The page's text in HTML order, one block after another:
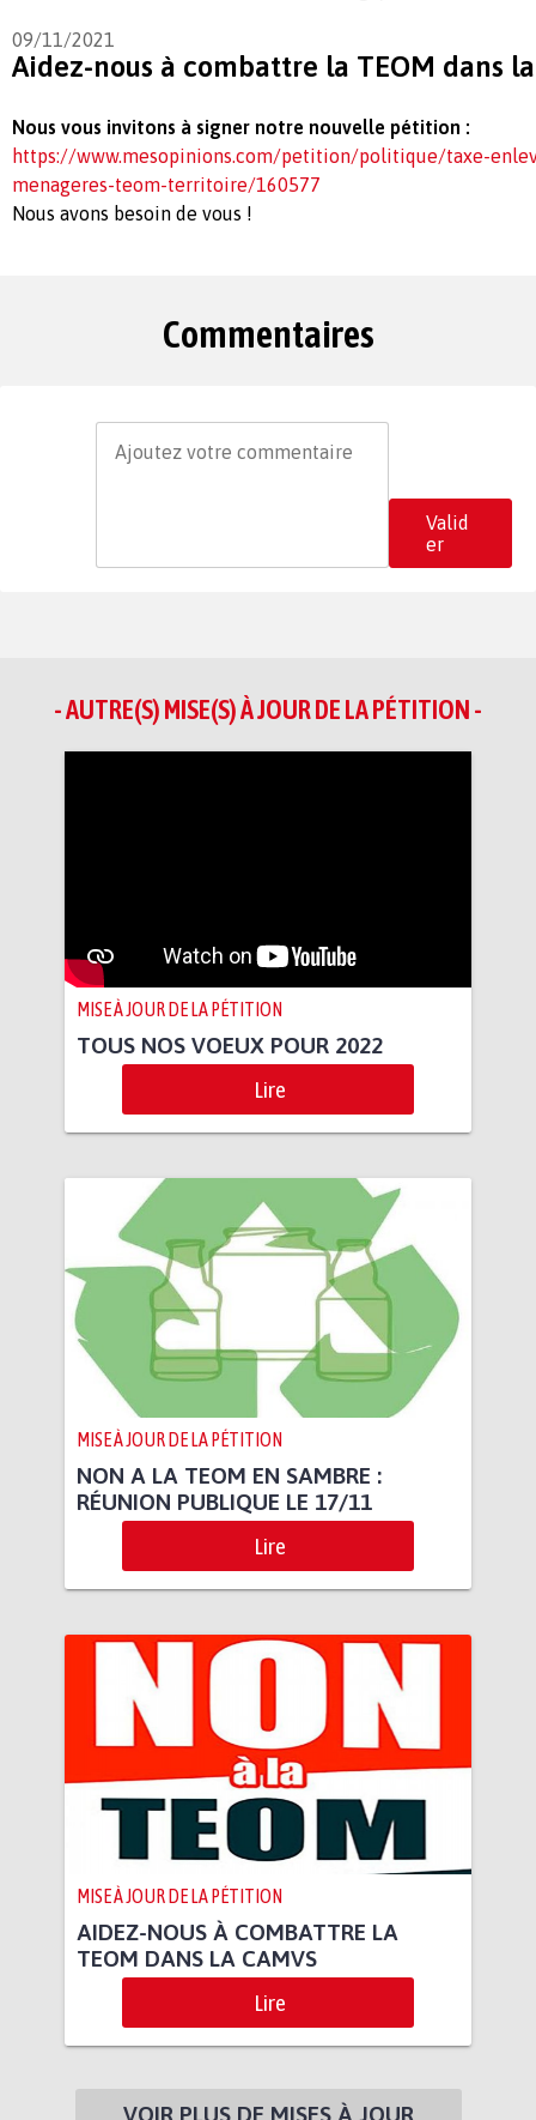
09/11/2021
Aidez-nous à combattre la TEOM dans la
Nous vous invitons à signer notre nouvelle pétition :
https://www.mesopinions.com/petition/politique/taxe-
menageres-teom-territoire/160577
Nous avons besoin de vous !
Commentaires
Valid
er
- AUTRE(S) MISE(S) À JOUR DE LA PÉTITION -
MISE À JOUR DE LA PÉTITION
TOUS NOS VOEUX POUR 2022
Lire
MISE À JOUR DE LA PÉTITION
NON A LA TEOM EN SAMBRE :
RÉUNION PUBLIQUE LE 17/11
Lire
MISE À JOUR DE LA PÉTITION
AIDEZ-NOUS À COMBATTRE LA
TEOM DANS LA CAMVS
Lire
VOIR PLUS DE MISES À JOUR